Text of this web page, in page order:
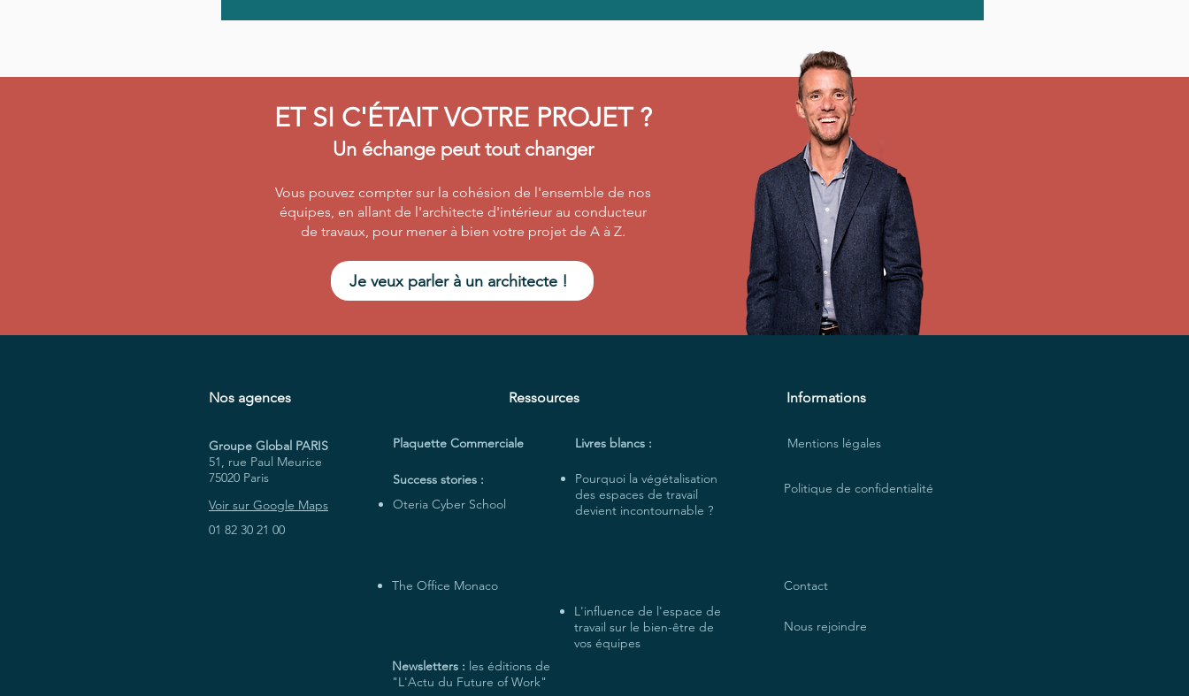
ET SI C'ÉTAIT VOTRE PROJET ?
Un échange peut tout changer
Vous pouvez compter sur la cohésion de l'ensemble de nos
équipes, en allant de l'architecte d'intérieur au conducteur
de travaux, pour mener à bien votre projet de A à Z.
Je veux parler à un architecte !
Nos agences
Groupe Global PARIS
51, rue Paul Meurice
75020 Paris
Voir sur Google Maps
01 82 30 21 00
Ressources
Plaquette Commerciale Livres blancs :
Success stories :
Oteria Cyber School
Pourquoi la végétalisation
des espaces de travail
devient incontournable ?
The Office Monaco
L'influence de l'espace de
travail sur le bien-être de
vos équipes
Informations
Mentions légales
Politique de confidentialité
Contact
Nous rejoindre
Newsletters : les éditions de
"L'Actu du Future of Work"